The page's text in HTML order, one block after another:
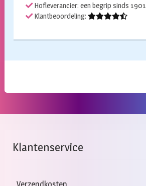
Hofleverancier: een begrip sinds 1901
Klantbeoordeling:
Klantenservice